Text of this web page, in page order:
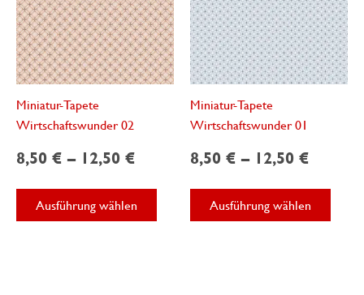
Miniatur-Tapete
Wirtschaftswunder 02
8,50 € – 12,50 €
Ausführung wählen
Dieses
Miniatur-Tapete
Wirtschaftswunder 01
8,50 € – 12,50 €
Ausführung wählen